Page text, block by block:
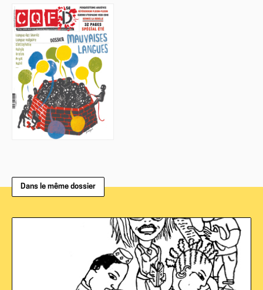
Dans le même dossier